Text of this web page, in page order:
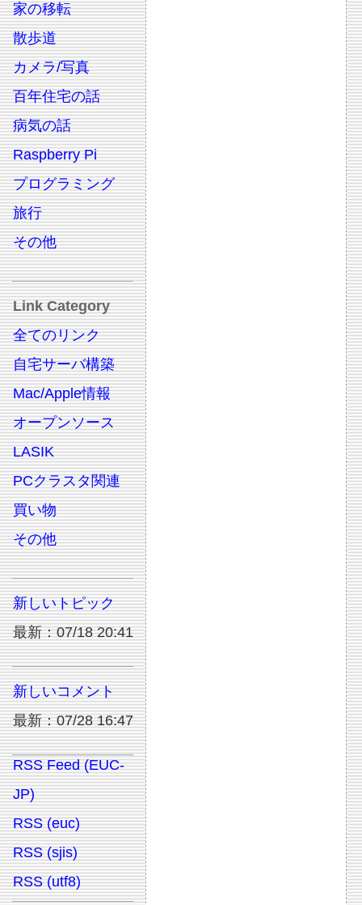
家の移転
散歩道
カメラ/写真
百年住宅の話
病気の話
Raspberry Pi
プログラミング
旅行
その他
Link Category
全てのリンク
自宅サーバ構築
Mac/Apple情報
オープンソース
LASIK
PCクラスタ関連
買い物
その他
新しいトピック
最新：07/18 20:41
新しいコメント
最新：07/28 16:47
RSS Feed (EUC-
JP)
RSS (euc)
RSS (sjis)
RSS (utf8)